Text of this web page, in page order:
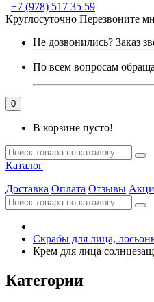
+7 (978) 517 35 59
Круглосуточно Перезвоните
Не дозвонились? Заказ
По всем вопросам
0
В корзине пусто!
Каталог
Доставка Оплата Отзывы
Скрабы для лица,
Крем для лица
Категории